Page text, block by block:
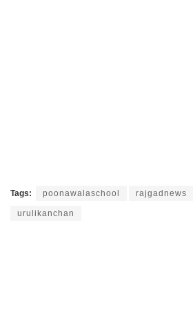
Tags: poonawalaschool rajgadnews
urulikanchan